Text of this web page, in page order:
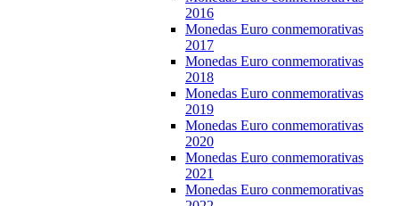
2016
Monedas Euro conmemorativas
2017
Monedas Euro conmemorativas
2018
Monedas Euro conmemorativas
2019
Monedas Euro conmemorativas
2020
Monedas Euro conmemorativas
2021
Monedas Euro conmemorativas